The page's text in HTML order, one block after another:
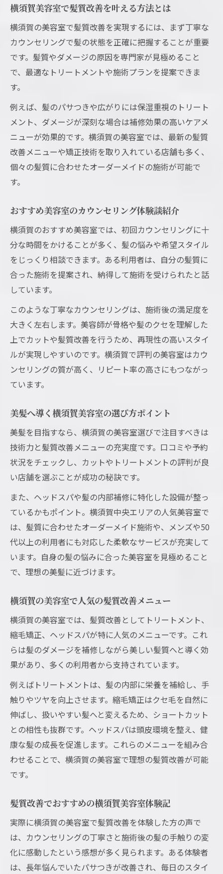
横須賀美容室ならではのサービス体感談
おすすめ美容室の技術力と信頼性を比較
横須賀美容室が選ばれる理由を紹介します
ショートカットなら横須賀美容室で決まり
横須賀美容室のショートカット技術が魅力
ア
骨格に合わせたショートカットが得意な理
由
横須賀美容室のショート体験談を詳しく紹
ト
美髪を目指すなら横須賀美容室が最適解
横須賀美容室の美髪サポートが充実してい
る
おすすめ美容室で得られる美髪の秘訣とは
髪質改善で美髪を叶える横須賀美容室体験
美容室選びで美髪を実現するポイント紹介
横須賀美容室のトリートメントで変わる髪
話題の横須賀美容室で理想の自分に出会う
横須賀美容室で叶える理想のスタイル体験
おすすめ美容室の人気理由を徹底調査
法
横須賀美容室で自信が持てる変化を実感
自分に合う横須賀美容室の選び方をご提案
横須賀美容室選びで重視すべきポイント
おすすめ美容室の選択基準を徹底解説
髪質や骨格に合う美容室の見極め方とは
横須賀美容室選びで失敗しないコツ紹介
自分に合う美容室を横須賀で探す方法
横須賀美容室で髪質改善を叶える方法とは
横須賀の美容室で髪質改善を実現するには、まず丁寧な
カウンセリングで髪の状態を正確に把握することが重要
です。髪質やダメージの原因を専門家が見極めること
で、最適なトリートメントや施術プランを提案できま
す。
例えば、髪のパサつきや広がりには保湿重視のトリート
メント、ダメージが深刻な場合は補修効果の高いケアメ
ニューが効果的です。横須賀の美容室では、最新の髪質
改善メニューや矯正技術を取り入れている店舗も多く、
個々の髪質に合わせたオーダーメイドの施術が可能で
す。
おすすめ美容室のカウンセリング体験談紹介
横須賀のおすすめ美容室では、初回カウンセリングに十
分な時間をかけることが多く、髪の悩みや希望スタイル
をじっくり相談できます。ある利用者は、自分の髪質に
合った施術を提案され、納得して施術を受けられたと話
しています。
このような丁寧なカウンセリングは、施術後の満足度を
大きく左右します。美容師が骨格や髪のクセを理解した
上でカットや髪質改善を行うため、再現性の高いスタイ
ルが実現しやすいのです。横須賀で評判の美容室はカウ
ンセリングの質が高く、リピート率の高さにもつながっ
ています。
美髪へ導く横須賀美容室の選び方ポイント
美髪を目指すなら、横須賀の美容室選びで注目すべきは
技術力と髪質改善メニューの充実度です。口コミや予約
状況をチェックし、カットやトリートメントの評判が良
い店舗を選ぶことが成功の秘訣です。
また、ヘッドスパや髪の内部補修に特化した設備が整っ
ているかもポイント。横須賀中央エリアの人気美容室で
は、髪質に合わせたオーダーメイド施術や、メンズや50
代以上の利用者にも対応した柔軟なサービスが充実して
います。自身の髪の悩みに合った美容室を見極めること
で、理想の美髪に近づけます。
横須賀の美容室で人気の髪質改善メニュー
横須賀の美容室では、髪質改善としてトリートメント、
縮毛矯正、ヘッドスパが特に人気のメニューです。これ
らは髪のダメージを補修しながら美しい髪質へと導く効
果があり、多くの利用者から支持されています。
例えばトリートメントは、髪の内部に栄養を補給し、手
触りやツヤを向上させます。縮毛矯正はクセ毛を自然に
伸ばし、扱いやすい髪へと変えるため、ショートカット
との相性も抜群です。ヘッドスパは頭皮環境を整え、健
康な髪の成長を促進します。これらのメニューを組み合
わせることで、横須賀の美容室で理想の髪質改善が可能
です。
髪質改善でおすすめの横須賀美容室体験記
実際に横須賀の美容室で髪質改善を体験した方の声で
は、カウンセリングの丁寧さと施術後の髪の手触りの変
化に感動したという感想が多く見られます。ある体験者
は、長年悩んでいたパサつきが改善され、毎日のスタイ